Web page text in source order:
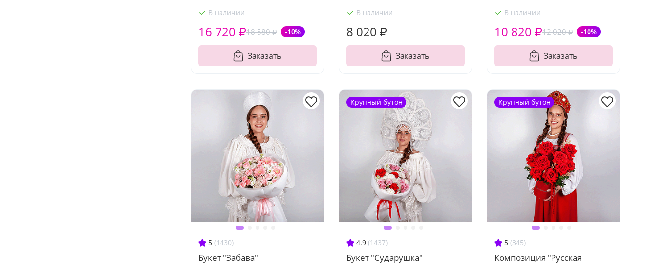
В наличии
18 580 ₽ -10%
16 720 ₽
Заказать
В наличии
8 020 ₽
Заказать
В наличии
12 020 ₽ -10%
10 820 ₽
Заказать
5 (1430)
Букет "Забава"
4.9 (1437)
Букет "Сударушка"
Крупный бутон
5 (345)
Композиция "Русская
Крупный бутон